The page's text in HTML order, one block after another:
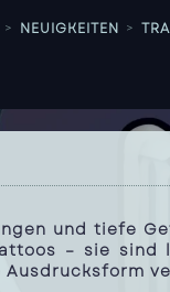
> NEUIGKEITEN >
und tiefe
– sie sind